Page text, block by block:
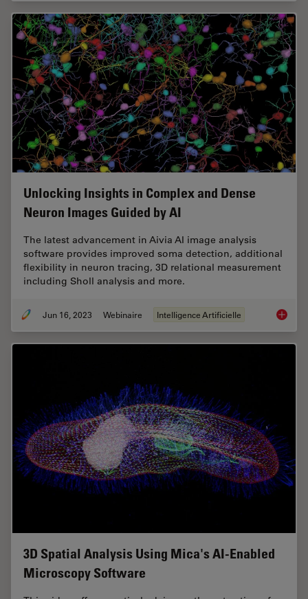
Unlocking Insights in Complex and Dense
Neuron Images Guided by AI
The latest advancement in Aivia AI image analysis
software provides improved soma detection, additional
flexibility in neuron tracing, 3D relational measurement
including Sholl analysis and more.
Jun 16, 2023 Webinaire Intelligence Artificielle
3D Spatial Analysis Using Mica's AI-Enabled
Microscopy Software